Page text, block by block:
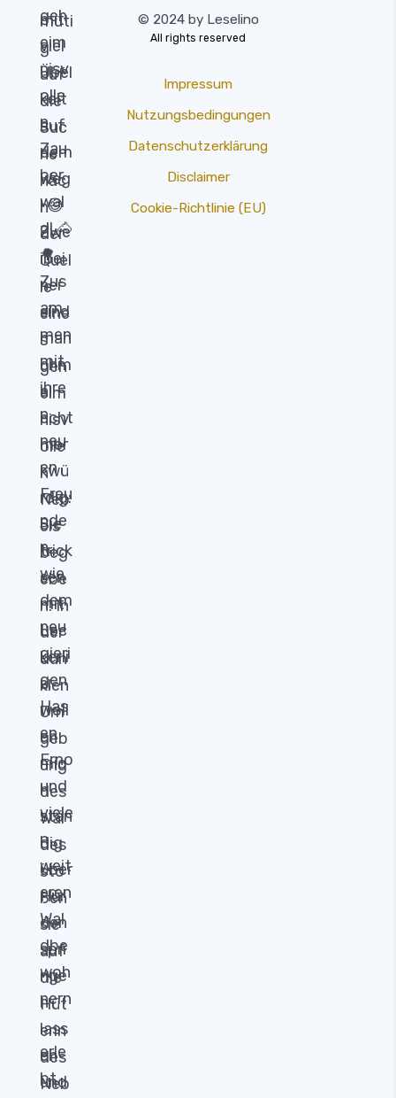
© 2024 by Leselino
All rights reserved
Impressum
Nutzungsbedingungen
Datenschutzerklärung
Disclaimer
Cookie-Richtlinie (EU)